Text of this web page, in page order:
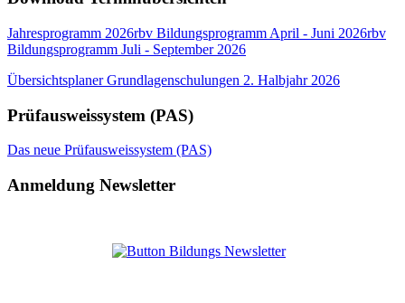
Jahresprogramm 2026rbv Bildungsprogramm April - Juni 2026rbv
Bildungsprogramm Juli - September 2026
Übersichtsplaner Grundlagenschulungen 2. Halbjahr 2026
Prüfausweissystem (PAS)
Das neue Prüfausweissystem (PAS)
Anmeldung Newsletter